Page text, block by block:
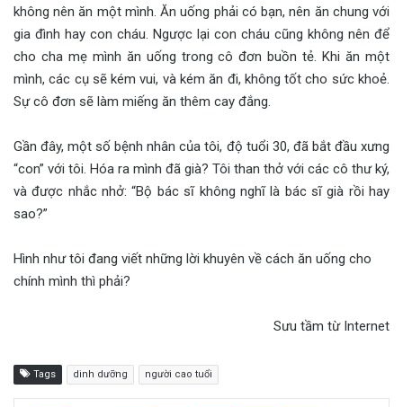
không nên ăn một mình. Ăn uống phải có bạn, nên ăn chung với
gia đình hay con cháu. Ngược lại con cháu cũng không nên để
cho cha mẹ mình ăn uống trong cô đơn buồn tẻ. Khi ăn một
mình, các cụ sẽ kém vui, và kém ăn đi, không tốt cho sức khoẻ.
Sự cô đơn sẽ làm miếng ăn thêm cay đắng.
Gần đây, một số bệnh nhân của tôi, độ tuổi 30, đã bắt đầu xưng
“con” với tôi. Hóa ra mình đã già? Tôi than thở với các cô thư ký,
và được nhắc nhở: “Bộ bác sĩ không nghĩ là bác sĩ già rồi hay
sao?”
Hình như tôi đang viết những lời khuyên về cách ăn uống cho
chính mình thì phải?
Sưu tầm từ Internet
Tags dinh dưỡng người cao tuổi